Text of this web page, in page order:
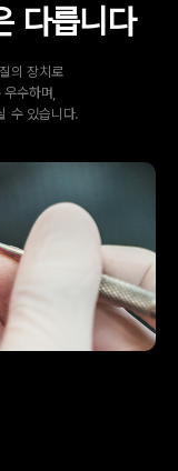
다릅니다
의 장치로
수하며,
수 있습니다.